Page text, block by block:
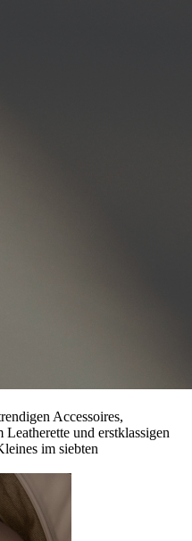
Accessoires,
und erstklassigen
im siebten